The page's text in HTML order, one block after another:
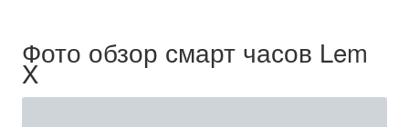
Фото обзор смарт часов Lem
X